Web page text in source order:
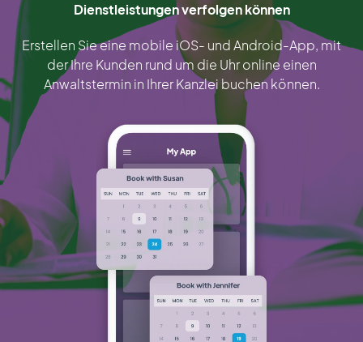
Dienstleistungen verfolgen können
Erstellen Sie eine mobile iOS- und Android-App, mit
der Ihre Kunden rund um die Uhr online einen
Anwaltstermin in Ihrer Kanzlei buchen können.